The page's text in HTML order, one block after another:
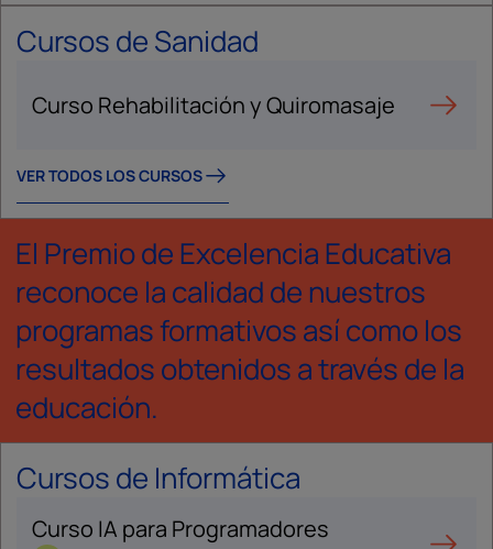
Cursos de Sanidad
Curso Rehabilitación y Quiromasaje
VER TODOS LOS CURSOS
El Premio de Excelencia Educativa
reconoce la calidad de nuestros
programas formativos así como los
resultados obtenidos a través de la
educación.
Cursos de Informática
Curso IA para Programadores